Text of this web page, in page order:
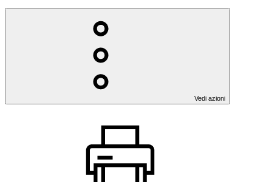
Vedi azioni